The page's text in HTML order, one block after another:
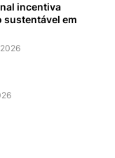
incentiva
em